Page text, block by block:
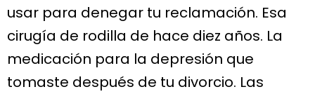
usar para denegar tu reclamación. Esa
cirugía de rodilla de hace diez años. La
medicación para la depresión que
tomaste después de tu divorcio. Las